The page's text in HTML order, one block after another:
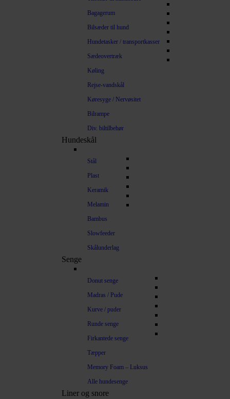
Bagagerum
Bilsæder til hund
Hundetasker / transportkasser
Sædeovertræk
Køling
Rejse-vandskål
Køresyge / Nervøsitet
Bilrampe
Div. biltilbehør
Hundeskål
Stål
Plast
Keramik
Melamin
Bambus
Slowfeeder
Skålunderlag
Senge
Donut senge
Madras / Pude
Kurve / puder
Runde senge
Firkantede senge
Tæpper
Memory Foam – Luksus
Alle hundesenge
Liner og snore